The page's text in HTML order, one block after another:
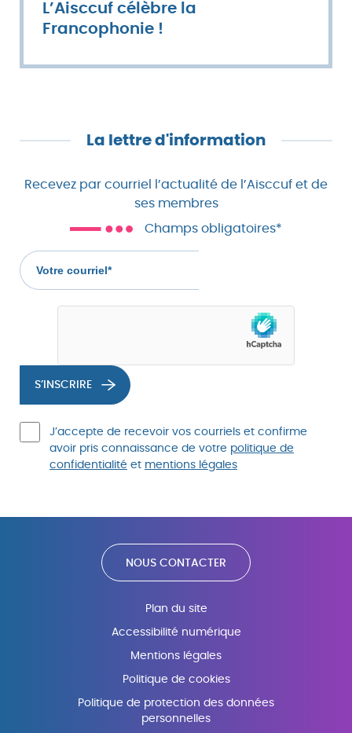
L’Aisccuf célèbre la
Francophonie !
La lettre d'information
Recevez par courriel l’actualité de l’Aisccuf et de
ses membres
Champs obligatoires*
Votre
courriel
S’INSCRIRE
J’accepte de recevoir vos courriels et confirme
avoir pris connaissance de votre politique de
confidentialité et mentions légales
NOUS CONTACTER
Plan du site
Accessibilité numérique
Mentions légales
Politique de cookies
Politique de protection des données
personnelles